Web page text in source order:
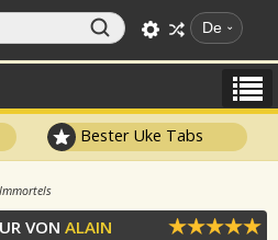
De
Bester Uke Tabs
Immortels
VON ALAIN